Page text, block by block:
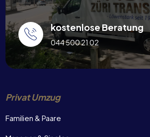
kostenlose Beratung
044 500 21 02
Privat Umzug
Familien & Paare